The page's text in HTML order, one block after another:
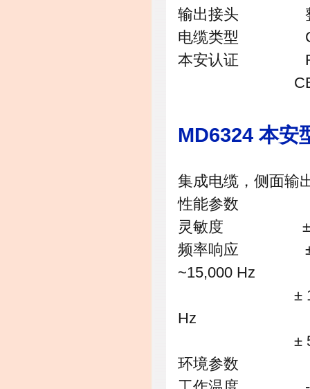
输出接头 整
电缆类型
本安认证 FM/
CENELEC
MD6324 本安
集成电缆，侧面输
性能参数
灵敏度
频率响
~15,000 Hz
± 10%
Hz
± 5%
环境参数